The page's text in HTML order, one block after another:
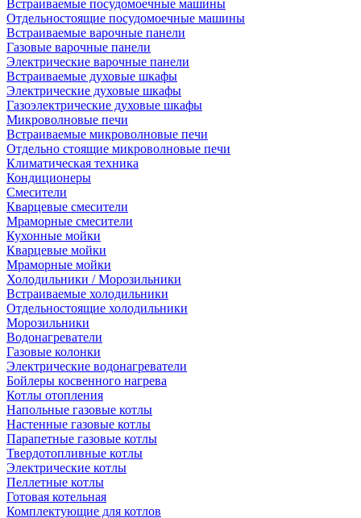
Встраиваемые посудомоечные машины
Отдельностоящие посудомоечные машины
Встраиваемые варочные панели
Газовые варочные панели
Электрические варочные панели
Встраиваемые духовые шкафы
Электрические духовые шкафы
Газоэлектрические духовые шкафы
Микроволновые печи
Встраиваемые микроволновые печи
Отдельно стоящие микроволновые печи
Климатическая техника
Кондиционеры
Смесители
Кварцевые смесители
Мраморные смесители
Кухонные мойки
Кварцевые мойки
Мраморные мойки
Холодильники / Морозильники
Встраиваемые холодильники
Отдельностоящие холодильники
Морозильники
Водонагреватели
Газовые колонки
Электрические водонагреватели
Бойлеры косвенного нагрева
Котлы отопления
Напольные газовые котлы
Настенные газовые котлы
Парапетные газовые котлы
Твердотопливные котлы
Электрические котлы
Пеллетные котлы
Готовая котельная
Комплектующие для котлов